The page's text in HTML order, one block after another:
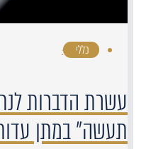
כללי ·
עשרת הדברות
תעשה" במתן